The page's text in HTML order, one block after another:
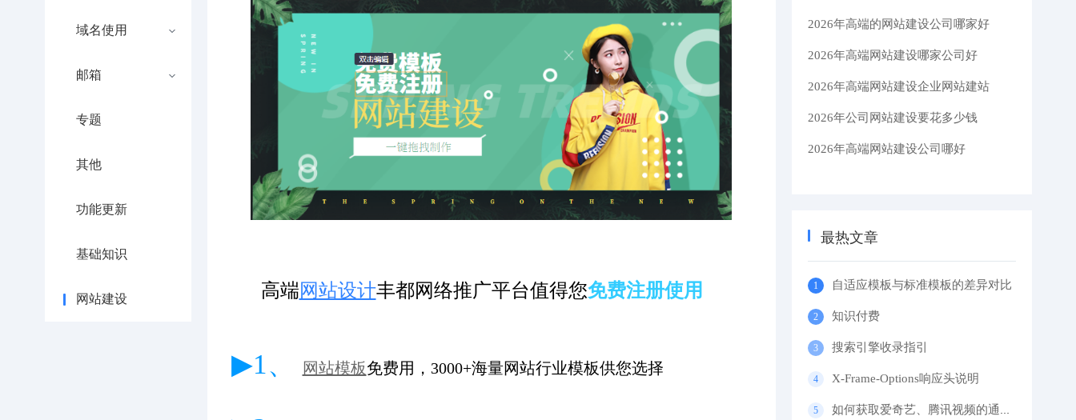
域名使用
邮箱
专题
其他
功能更新
基础知识
网站建设 高端网站设计丰都网络推广平台值得您免费注册使用
▶1、 网站模板免费用，3000+海量网站行业模板供您选择
2026年高端的网站建设公司哪家好
2026年高端网站建设哪家公司好
2026年高端网站建设企业网站建站
2026年公司网站建设要花多少钱
2026年高端网站建设公司哪好
最热文章
自适应模板与标准模板的差异对比
知识付费
搜索引擎收录指引
X-Frame-Options响应头说明
如何获取爱奇艺、腾讯视频的通用代码？